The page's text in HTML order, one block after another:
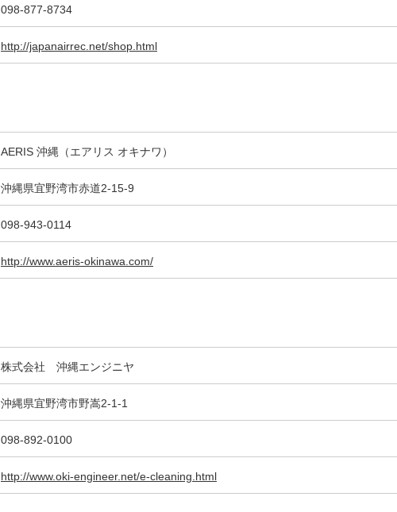
098-877-8734
http://japanairrec.net/shop.html
AERIS 沖縄（エアリス オキナワ）
沖縄県宜野湾市赤道2-15-9
098-943-0114
http://www.aeris-okinawa.com/
株式会社 沖縄エンジニヤ
沖縄県宜野湾市野嵩2-1-1
098-892-0100
http://www.oki-engineer.net/e-cleaning.html